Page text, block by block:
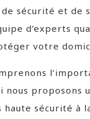
sécurité et de
d’experts
votre
nous proposons
haute sécurité à